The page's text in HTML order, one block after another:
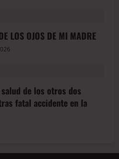
LOS OJOS DE MI MADRE
de los otros dos
fatal accidente en la